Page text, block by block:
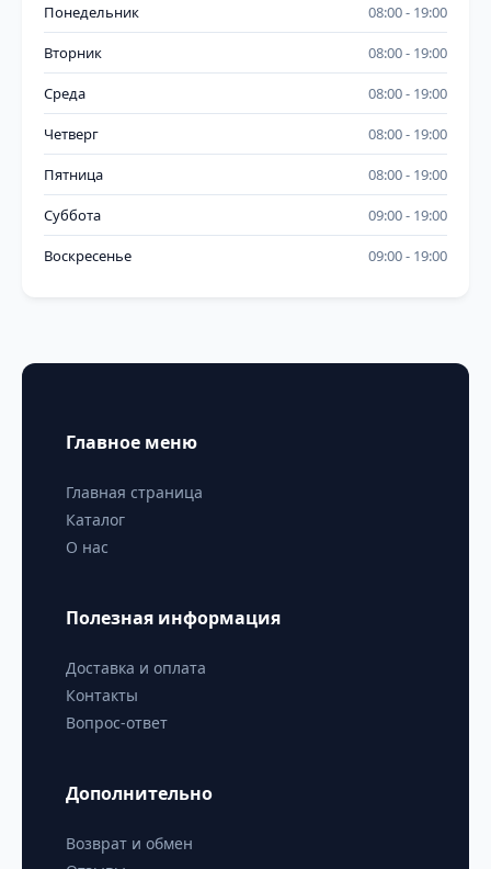
Понедельник 08:00 19:00
Вторник 08:00 19:00
Среда 08:00 19:00
Четверг 08:00 19:00
Пятница 08:00 19:00
Суббота 09:00 19:00
Воскресенье 09:00 19:00
Главное меню
Главная страница
Каталог
О нас
Полезная информация
Доставка и оплата
Контакты
Вопрос-ответ
Дополнительно
Возврат и обмен